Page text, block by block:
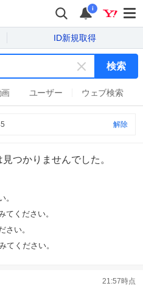
i
ID新規取得
キ
ー
ワ
消
検索
ユーザー ウェブ検索
解除
つかりませんでした。
。
てください。
さい。
てください。
21:57時点